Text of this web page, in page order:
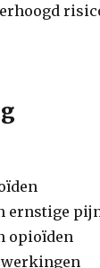
ernstige
opioïden